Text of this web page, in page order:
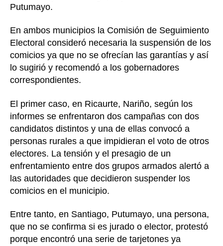
Putumayo.
En ambos municipios la Comisión de Seguimiento
Electoral consideró necesaria la suspensión de los
comicios ya que no se ofrecían las garantías y así
lo sugirió y recomendó a los gobernadores
correspondientes.
El primer caso, en Ricaurte, Nariño, según los
informes se enfrentaron dos campañas con dos
candidatos distintos y una de ellas convocó a
personas rurales a que impidieran el voto de otros
electores. La tensión y el presagio de un
enfrentamiento entre dos grupos armados alertó a
las autoridades que decidieron suspender los
comicios en el municipio.
Entre tanto, en Santiago, Putumayo, una persona,
que no se confirma si es jurado o elector, protestó
porque encontró una serie de tarjetones ya